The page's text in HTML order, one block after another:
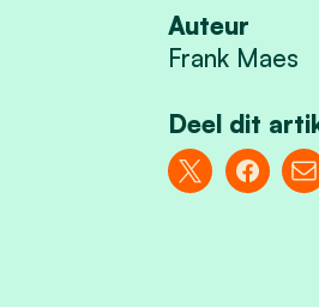
Auteur
Frank Maes
Deel dit